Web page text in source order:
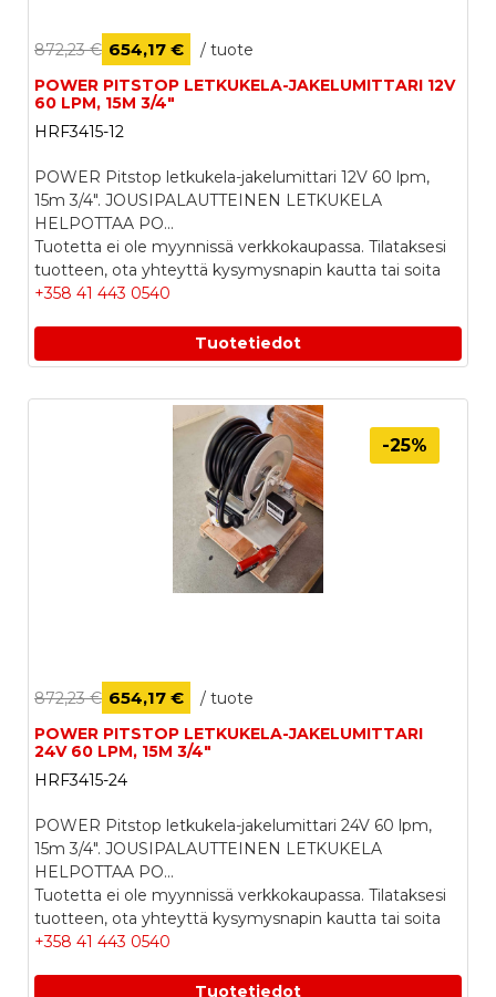
872,23 € 654,17 €
/ tuote
POWER PITSTOP LETKUKELA-JAKELUMITTARI 12V
60 LPM, 15M 3/4"
HRF3415-12
POWER Pitstop letkukela-jakelumittari 12V 60 lpm,
15m 3/4". JOUSIPALAUTTEINEN LETKUKELA
HELPOTTAA PO...
Tuotetta ei ole myynnissä verkkokaupassa. Tilataksesi
tuotteen, ota yhteyttä kysymysnapin kautta tai soita
+358 41 443 0540
Tuotetiedot
-25%
872,23 € 654,17 €
/ tuote
POWER PITSTOP LETKUKELA-JAKELUMITTARI
24V 60 LPM, 15M 3/4"
HRF3415-24
POWER Pitstop letkukela-jakelumittari 24V 60 lpm,
15m 3/4". JOUSIPALAUTTEINEN LETKUKELA
HELPOTTAA PO...
Tuotetta ei ole myynnissä verkkokaupassa. Tilataksesi
tuotteen, ota yhteyttä kysymysnapin kautta tai soita
+358 41 443 0540
Tuotetiedot